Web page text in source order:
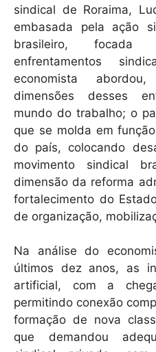
sindical de Roraima,
embasada pela ação
brasileiro,
enfrentamentos
economista
dimensões desses
mundo do trabalho; o
que se molda em
do país, colocando
movimento sindical
dimensão da reforma
fortalecimento do
de organização,
Na análise do
últimos dez anos, as
artificial, com a
permitindo conexão
formação de nova
que demandou